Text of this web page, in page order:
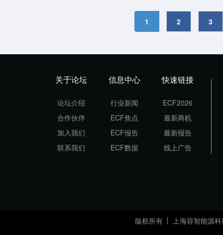
1 2 3
关于论坛
论坛介绍
合作伙伴
加入我们
联系我们
信息中心
行业新闻
ECF焦点
ECF报告
ECF数据
快速链接
ECF2026
最新商机
最新报告
线上广告
版权所有 上海容智能源